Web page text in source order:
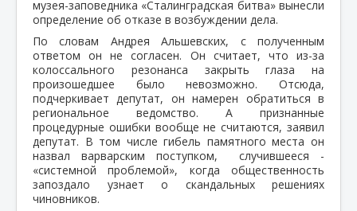
музея-заповедника «Сталинградская битва» вынесли
определение об отказе в возбуждении дела.
По словам Андрея Альшевских, с полученным
ответом он не согласен. Он считает, что из-за
колоссального резонанса закрыть глаза на
произошедшее было невозможно. Отсюда,
подчеркивает депутат, он намерен обратиться в
региональное ведомство. А признанные
процедурные ошибки вообще не считаются, заявил
депутат. В том числе гибель памятного места он
назвал варварским поступком, случившееся -
«системной проблемой», когда общественность
запоздало узнает о скандальных решениях
чиновников.